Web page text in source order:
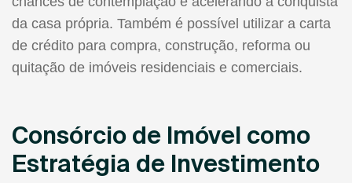
da casa própria. Também é possível utilizar a carta
de crédito para compra, construção, reforma ou
quitação de imóveis residenciais e comerciais.
Consórcio de Imóvel como
Estratégia de Investimento